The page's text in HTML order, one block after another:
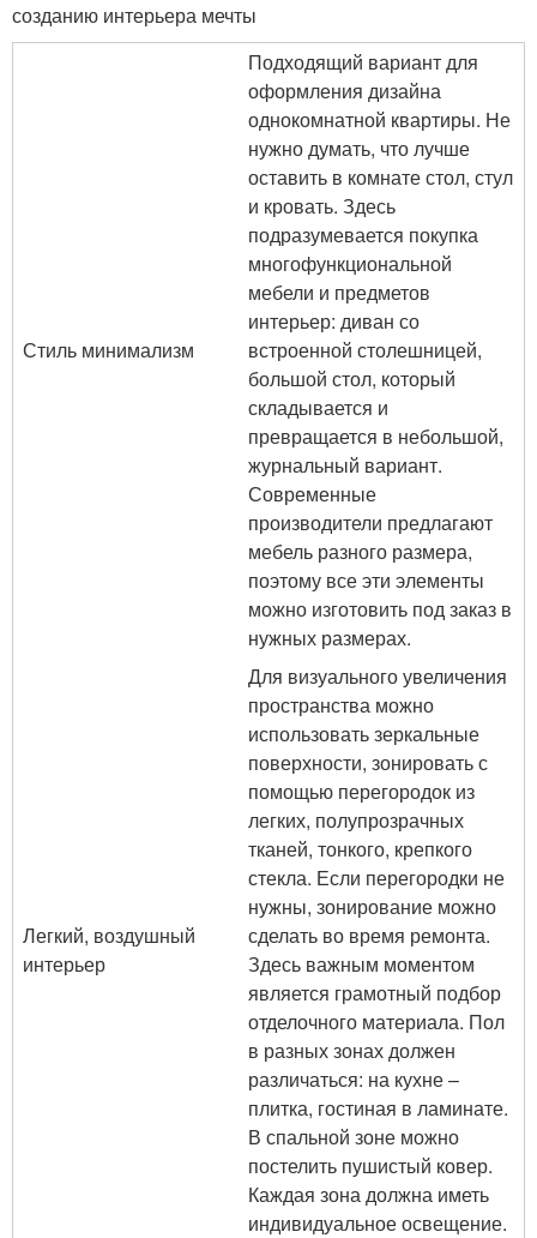
созданию интерьера мечты
Стиль минимализм
Подходящий вариант для
оформления дизайна
однокомнатной квартиры. Не
нужно думать, что лучше
оставить в комнате стол, стул
и кровать. Здесь
подразумевается покупка
многофункциональной
мебели и предметов
интерьер: диван со
встроенной столешницей,
большой стол, который
складывается и
превращается в небольшой,
журнальный вариант.
Современные
производители предлагают
мебель разного размера,
поэтому все эти элементы
можно изготовить под заказ в
нужных размерах.
Легкий, воздушный
интерьер
Для визуального увеличения
пространства можно
использовать зеркальные
поверхности, зонировать с
помощью перегородок из
легких, полупрозрачных
тканей, тонкого, крепкого
стекла. Если перегородки не
нужны, зонирование можно
сделать во время ремонта.
Здесь важным моментом
является грамотный подбор
отделочного материала. Пол
в разных зонах должен
различаться: на кухне –
плитка, гостиная в ламинате.
В спальной зоне можно
постелить пушистый ковер.
Каждая зона должна иметь
индивидуальное освещение.